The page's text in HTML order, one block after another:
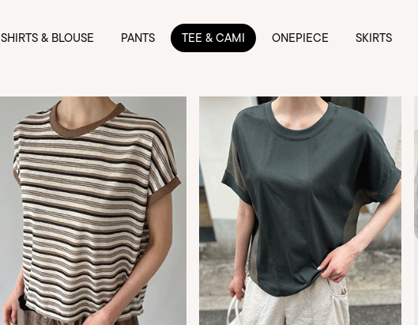
SHIRTS & BLOUSE PANTS TEE & CAMI ONEPIECE SKIRTS